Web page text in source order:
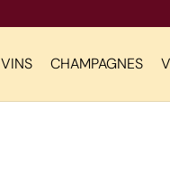
VINS CHAMPAGNES